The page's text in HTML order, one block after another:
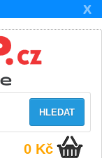
X
HLEDAT
0 Kč